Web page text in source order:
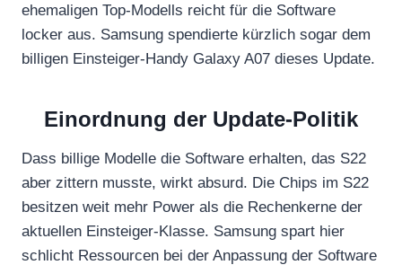
ehemaligen Top-Modells reicht für die Software
locker aus. Samsung spendierte kürzlich sogar dem
billigen Einsteiger-Handy Galaxy A07 dieses Update.
Einordnung der Update-Politik
Dass billige Modelle die Software erhalten, das S22
aber zittern musste, wirkt absurd. Die Chips im S22
besitzen weit mehr Power als die Rechenkerne der
aktuellen Einsteiger-Klasse. Samsung spart hier
schlicht Ressourcen bei der Anpassung der Software